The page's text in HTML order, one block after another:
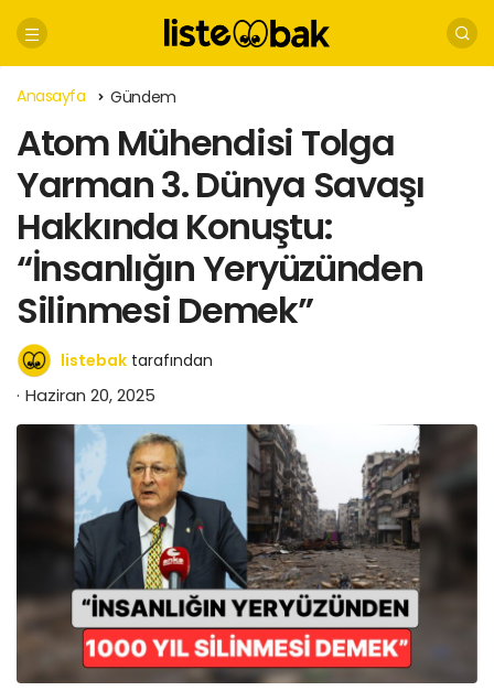
Anasayfa Gündem
Atom Mühendisi Tolga
Yarman 3. Dünya Savaşı
Hakkında Konuştu:
“İnsanlığın Yeryüzünden
Silinmesi Demek”
listebak tarafından
Haziran 20, 2025